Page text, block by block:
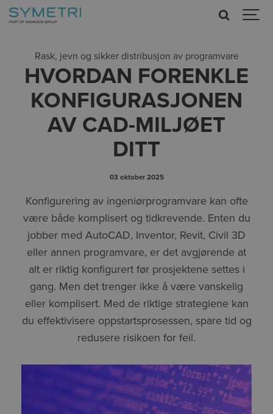
Rask, jevn og sikker distribusjon av programvare
HVORDAN FORENKLE
KONFIGURASJONEN
AV CAD-MILJØET
DITT
03 oktober 2025
Konfigurering av ingeniørprogramvare kan ofte
være både komplisert og tidkrevende. Enten du
jobber med AutoCAD, Inventor, Revit, Civil 3D
eller annen programvare, er det avgjørende at
alt er riktig konfigurert før prosjektene settes i
gang. Men det trenger ikke å være vanskelig
eller komplisert. Med de riktige strategiene kan
du effektivisere oppstartsprosessen, spare tid og
redusere risikoen for feil.